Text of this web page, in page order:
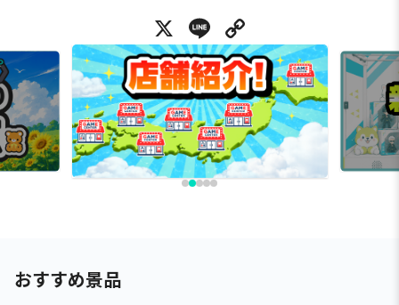
X Line
おすすめ景品